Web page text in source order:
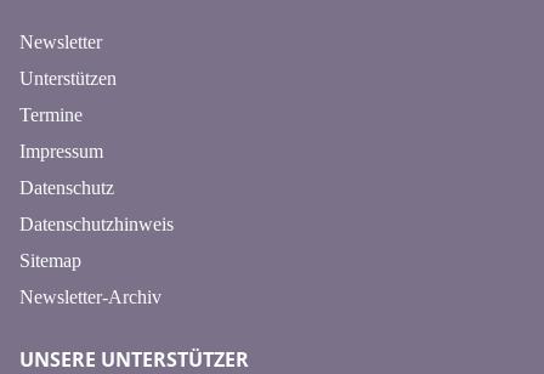
Newsletter
Unterstützen
Termine
Impressum
Datenschutz
Datenschutzhinweis
Sitemap
Newsletter-Archiv
UNSERE UNTERSTÜTZER